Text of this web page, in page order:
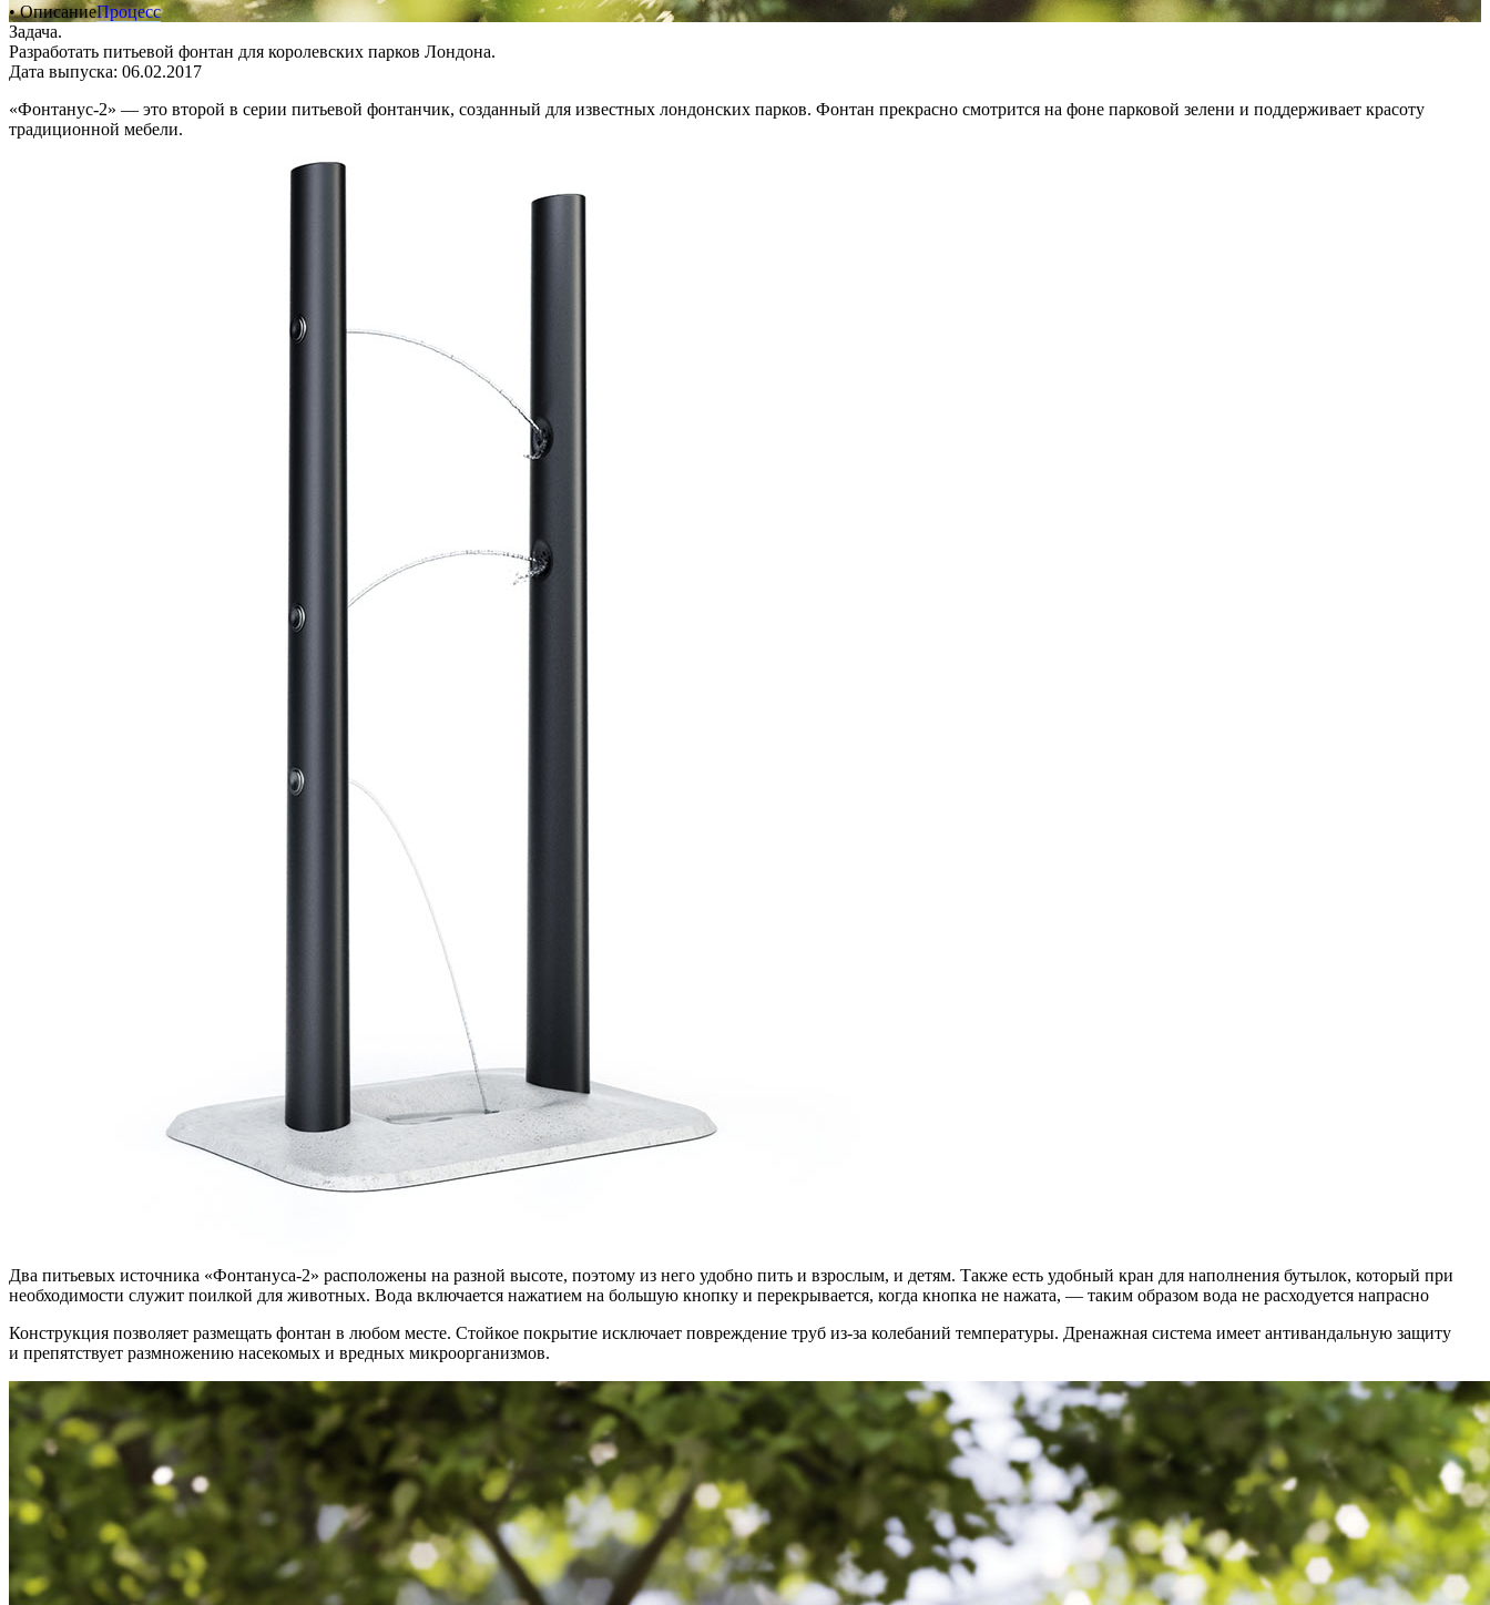
• ОписаниеПроцесс
Задача.
Разработать питьевой фонтан для королевских парков Лондона.
Дата выпуска: 06.02.2017
«Фонтанус-2» — это второй в серии питьевой фонтанчик, созданный для известных лондонских парков. Фонтан прекрасно смотрится на фоне парковой зелени и поддерживает красоту
традиционной мебели.
Два питьевых источника «Фонтануса-2» расположены на разной высоте, поэтому из него удобно пить и взрослым, и детям. Также есть удобный кран для наполнения бутылок, который при
необходимости служит поилкой для животных. Вода включается нажатием на большую кнопку и перекрывается, когда кнопка не нажата, — таким образом вода не расходуется напрасно
Конструкция позволяет размещать фонтан в любом месте. Стойкое покрытие исключает повреждение труб из-за колебаний температуры. Дренажная система имеет антивандальную защиту
и препятствует размножению насекомых и вредных микроорганизмов.